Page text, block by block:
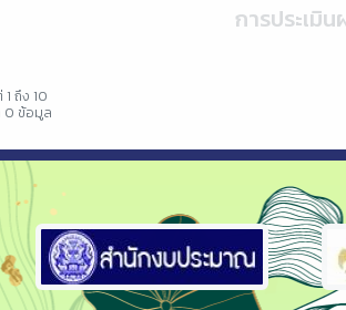
การประเมิ
ถึง 10
0 ข้อมูล